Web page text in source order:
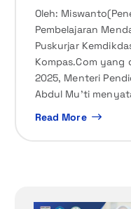
Oleh:
Pembelajaran
Puskurjar
Kompas.Com
2025, Menteri
Abdul Mu’ti
Read More